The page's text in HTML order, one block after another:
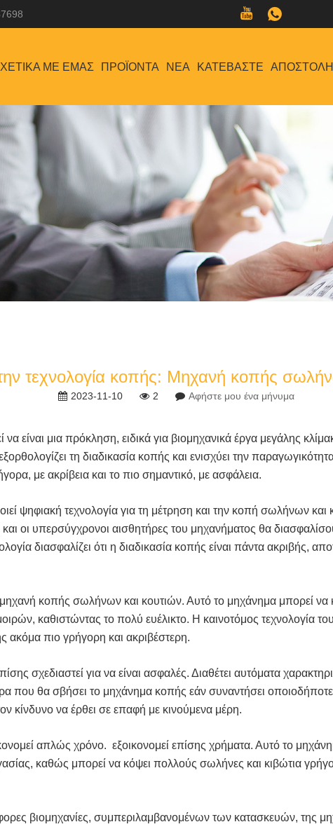
ΜΕ ΕΜΆΣ ΠΡΟΪΌΝΤΑ ΝΈΑ ΚΑΤΕΒΆΣΤΕ
τεχνολογία κοπής: Μηχανή κοπής
2023-11-10 2 Αφήστε μου ένα μήνυμα
είναι μια πρόκληση, ειδικά για βιομηχανικά έργα μεγάλης
τη διαδικασία κοπής και ενισχύει την
με ακρίβεια και το πιο σημαντικό, με ασφάλεια.
ψηφιακή τεχνολογία για τη μέτρηση και την κοπή σωλήνων και
οι υπερσύγχρονοι αισθητήρες του μηχανήματος θα
διασφαλίζει ότι η διαδικασία κοπής είναι πάντα ακριβής,
κοπής σωλήνων και κουτιών. Αυτό το μηχάνημα μπορεί να
καθιστώντας το πολύ ευέλικτο. Η καινοτόμος τεχνολογία
ακόμα πιο γρήγορη και ακριβέστερη.
σχεδιαστεί για να είναι ασφαλές. Διαθέτει αυτόματα
που θα σβήσει το μηχάνημα κοπής εάν συναντήσει
κίνδυνο να έρθει σε επαφή με κινούμενα μέρη.
απλώς χρόνο. εξοικονομεί επίσης χρήματα. Αυτό το
καθώς μπορεί να κόψει πολλούς σωλήνες και κιβώτια
βιομηχανίες, συμπεριλαμβανομένων των κατασκευών,